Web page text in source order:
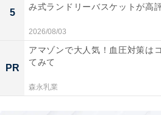
5
み式ランドリーバスケットが高
2026/08/03
PR
アマゾンで大人気！血圧対策は
てみて
森永乳業